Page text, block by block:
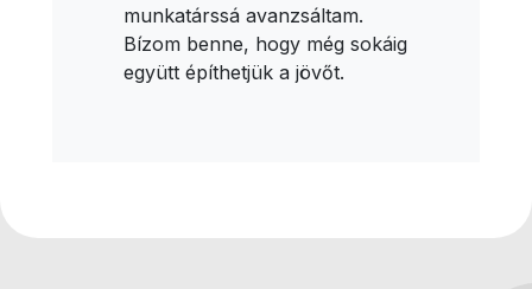
munkatárssá avanzsáltam.
Bízom benne, hogy még sokáig
együtt építhetjük a jövőt.